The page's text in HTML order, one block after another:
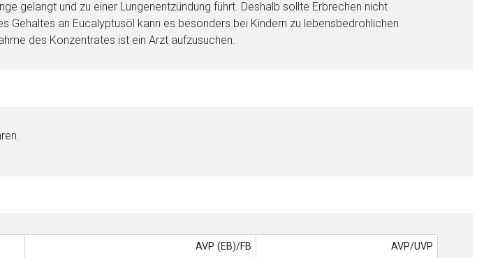
gelangt und zu einer Lungenentzündung führt. Deshalb sollte Erbrechen nicht
Gehaltes an Eucalyptusöl kann es besonders bei Kindern zu lebensbedrohlichen
des Konzentrates ist ein Arzt aufzusuchen.
AVP (EB)/FB AVP/UVP